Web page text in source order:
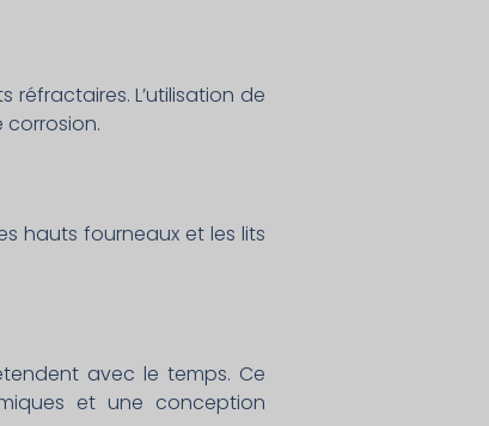
L’utilisation de
corrosion.
hauts fourneaux et les lits
avec le temps. Ce
et une conception